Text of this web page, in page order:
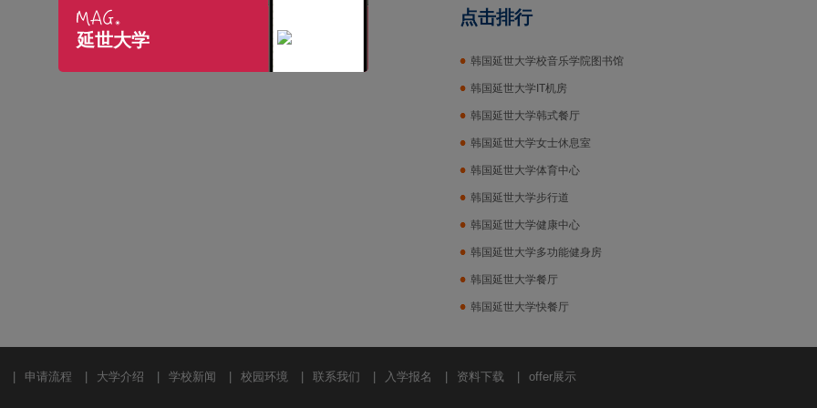
点击排行
韩国延世大学校音乐学院图书馆
韩国延世大学IT机房
韩国延世大学韩式餐厅
韩国延世大学女士休息室
韩国延世大学体育中心
韩国延世大学步行道
韩国延世大学健康中心
韩国延世大学多功能健身房
韩国延世大学餐厅
韩国延世大学快餐厅
申请流程 大学介绍 学校新闻 校园环境 联系我们 入学报名 资料下载 offer展示
延世大学